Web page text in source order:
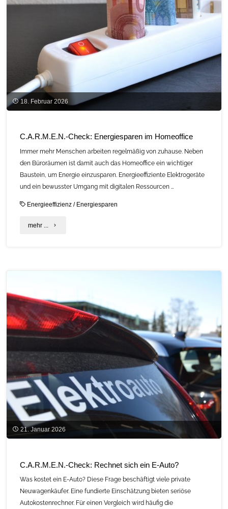
18. Februar 2026
C.A.R.M.E.N.-Check: Energiesparen im Homeoffice
Immer mehr Menschen arbeiten regelmäßig von zuhause. Neben
den Büroräumen ist damit auch das Homeoffice ein wichtiger
Baustein, um Energie einzusparen. Energieeffiziente Elektrogeräte
und ein bewusster Umgang mit digitalen Ressourcen …
Energieeffizienz / Energiesparen
mehr ... "C.A.R.M.E.N.-
21. Januar 2026
C.A.R.M.E.N.-Check: Rechnet sich ein E-Auto?
Was kostet ein E-Auto? Diese Frage beschäftigt viele private
Neuwagenkäufer. Eine fundierte Einschätzung bieten seriöse
Autokostenrechner. Für einen Vergleich wird häufig die